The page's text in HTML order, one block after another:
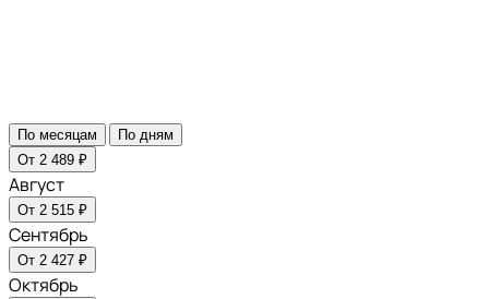
По месяцам
По дням
От 2 489 ₽
Август
От 2 515 ₽
Сентябрь
От 2 427 ₽
Октябрь